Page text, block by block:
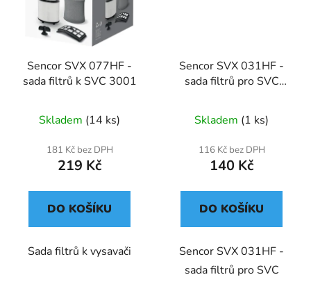
Sencor SVX 077HF -
sada filtrů k SVC 3001
Skladem (14 ks)
181 Kč bez DPH
219 Kč
DO KOŠÍKU
Sada filtrů k vysavači
Sencor SVX 031HF -
sada filtrů pro SVC
Skladem (1 ks)
116 Kč bez DPH
140 Kč
DO KOŠÍKU
Sencor SVX 031HF -
sada filtrů pro SVC